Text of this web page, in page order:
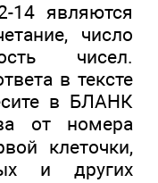
14 являются
число
чисел.
в тексте
в БЛАНК
от номера
клеточки,
и других